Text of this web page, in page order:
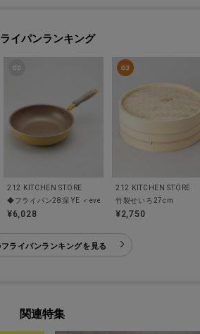
イパンランキング
ノフライパン）BK
212 KITCHEN STORE
◆フライパン28深 YE ＜evercook エバークック＞
¥6,028
212 KITCHEN STORE
竹製せいろ27cm
¥2,750
ライパンランキングを見る
関連特集